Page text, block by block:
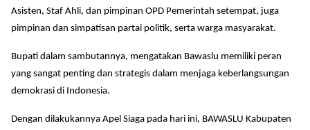
Asisten, Staf Ahli, dan pimpinan OPD Pemerintah setempat, juga
pimpinan dan simpatisan partai politik, serta warga masyarakat.
Bupati dalam sambutannya, mengatakan Bawaslu memiliki peran
yang sangat penting dan strategis dalam menjaga keberlangsungan
demokrasi di Indonesia.
Dengan dilakukannya Apel Siaga pada hari ini, BAWASLU Kabupaten